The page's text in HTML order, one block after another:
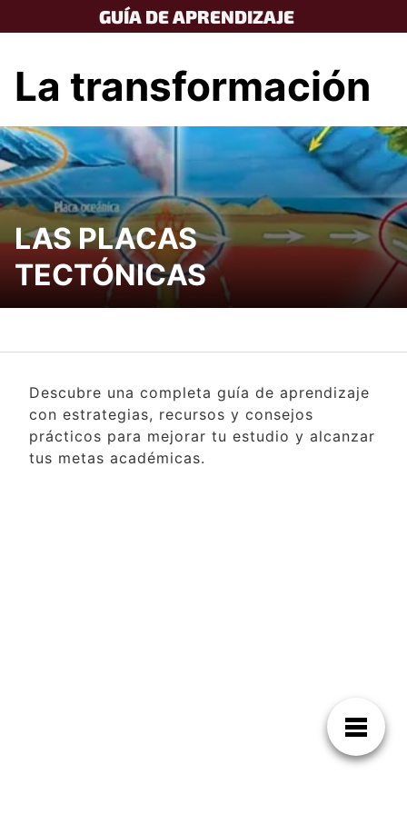
to
GUÍA DE APRENDIZAJE
La transformación
LAS PLACAS
TECTÓNICAS
Descubre una completa guía de aprendizaje
con estrategias, recursos y consejos
prácticos para mejorar tu estudio y alcanzar
tus metas académicas.